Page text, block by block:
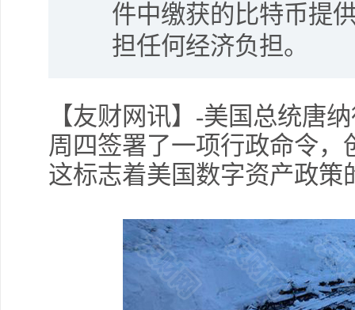
件中缴获的比特币提
担任何经济负担。
【友财网讯】-美国总统唐
周四签署了一项行政命令
这标志着美国数字资产政策